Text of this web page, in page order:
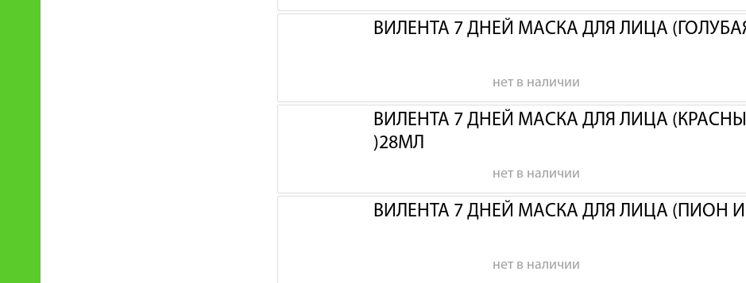
ВИЛЕНТА 7 ДНЕЙ МАСКА ДЛЯ ЛИЦА
нет в наличии
ВИЛЕНТА 7 ДНЕЙ МАСКА ДЛЯ ЛИЦА
)28МЛ
нет в наличии
ВИЛЕНТА 7 ДНЕЙ МАСКА ДЛЯ ЛИЦА (ПИОН
нет в наличии